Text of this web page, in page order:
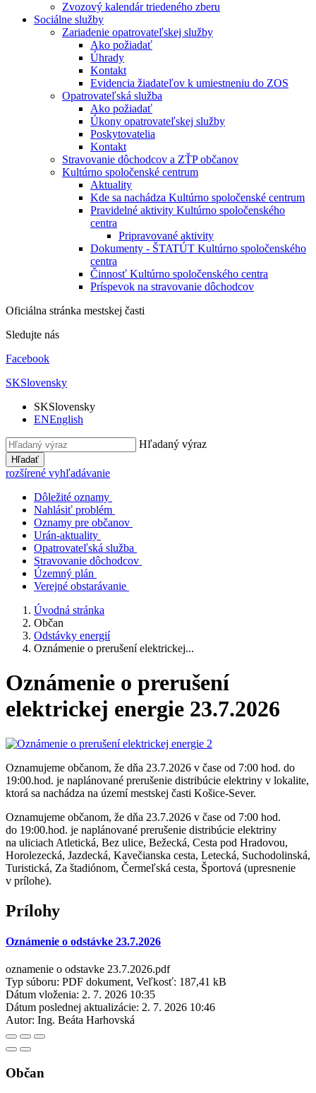
Zvozový kalendár triedeného zberu
Sociálne služby
Zariadenie opatrovateľskej služby
Ako požiadať
Úhrady
Kontakt
Evidencia žiadateľov k umiestneniu do ZOS
Opatrovateľská služba
Ako požiadať
Úkony opatrovateľskej služby
Poskytovatelia
Kontakt
Stravovanie dôchodcov a ZŤP občanov
Kultúrno spoločenské centrum
Aktuality
Kde sa nachádza Kultúrno spoločenské centrum
Pravidelné aktivity Kultúrno spoločenského
centra
Pripravované aktivity
Dokumenty - ŠTATÚT Kultúrno spoločenského
centra
Činnosť Kultúrno spoločenského centra
Príspevok na stravovanie dôchodcov
Oficiálna stránka mestskej časti
Sledujte nás
Facebook
SKSlovensky
SKSlovensky
ENEnglish
Hľadaný výraz
Hľadať
rozšírené vyhľadávanie
Dôležité oznamy
Nahlásiť problém
Oznamy pre občanov
Urán-aktuality
Opatrovateľská služba
Stravovanie dôchodcov
Územný plán
Verejné obstarávanie
Úvodná stránka
Občan
Odstávky energií
Oznámenie o prerušení elektrickej...
Oznámenie o prerušení
elektrickej energie 23.7.2026
Oznamujeme občanom, že dňa 23.7.2026 v čase od 7:00 hod. do
19:00.hod. je naplánované prerušenie distribúcie elektriny v lokalite,
ktorá sa nachádza na území mestskej časti Košice-Sever.
Oznamujeme občanom, že dňa 23.7.2026 v čase od 7:00 hod.
do 19:00.hod. je naplánované prerušenie distribúcie elektriny
na uliciach Atletická, Bez ulice, Bežecká, Cesta pod Hradovou,
Horolezecká, Jazdecká, Kavečianska cesta, Letecká, Suchodolinská,
Turistická, Za štadiónom, Čermeľská cesta, Športová (upresnenie
v prílohe).
Prílohy
Oznámenie o odstávke 23.7.2026
oznamenie o odstavke 23.7.2026.pdf
Typ súboru: PDF dokument, Veľkosť: 187,41 kB
Dátum vloženia: 2. 7. 2026 10:35
Dátum poslednej aktualizácie: 2. 7. 2026 10:46
Autor: Ing. Beáta Harhovská
Občan